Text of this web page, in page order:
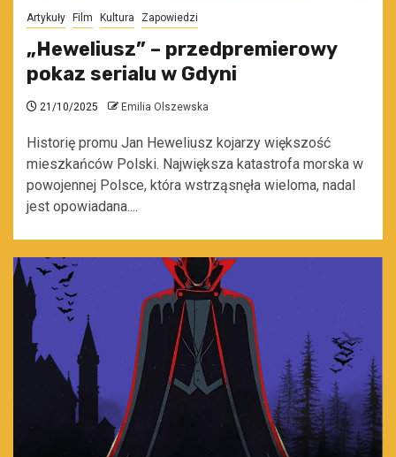
Artykuły Film Kultura Zapowiedzi
„Heweliusz” – przedpremierowy
pokaz serialu w Gdyni
21/10/2025 Emilia Olszewska
Historię promu Jan Heweliusz kojarzy większość
mieszkańców Polski. Największa katastrofa morska w
powojennej Polsce, która wstrząsnęła wieloma, nadal
jest opowiadana....